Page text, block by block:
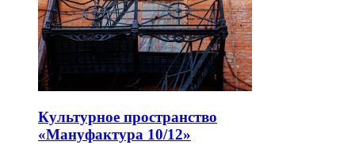
Культурное пространство
«Мануфактура 10/12»